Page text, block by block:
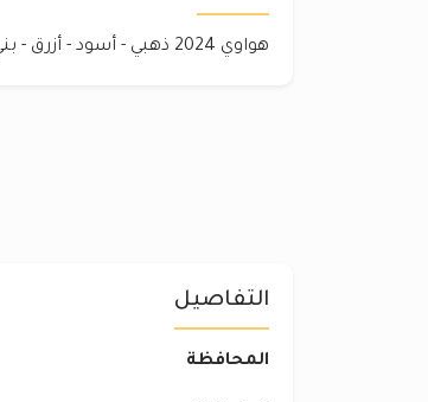
هواوي 2024 ذهبي - أسود - أزرق - بني - أبيض 35-48 Gram 45 للتواصل
التفاصيل
المحافظة